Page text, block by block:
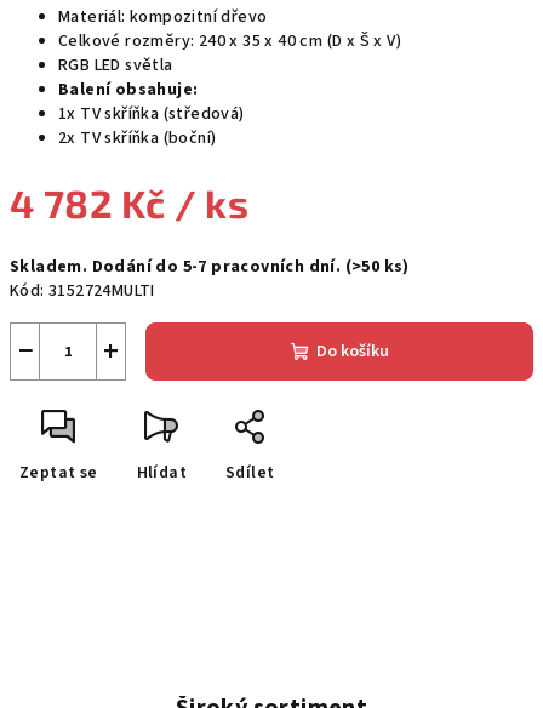
Materiál: kompozitní dřevo
Celkové rozměry: 240 x 35 x 40 cm (D x Š x V)
RGB LED světla
Balení obsahuje:
1x TV skříňka (středová)
2x TV skříňka (boční)
4 782 Kč / ks
cena:
Skladem. Dodání do 5-7 pracovních dní. (>50 ks)
Kód: 3152724MULTI
+
− Do košíku
Zeptat se Hlídat Sdílet